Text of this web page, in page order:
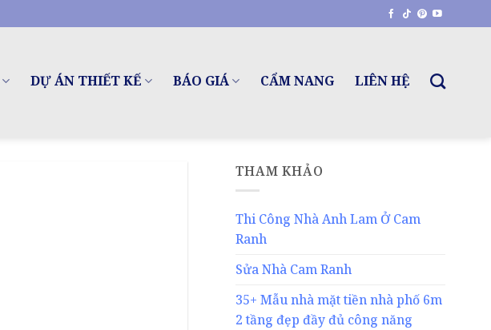
DỰ ÁN THIẾT KẾ BÁO GIÁ CẨM NANG LIÊN HỆ
THAM KHẢO
Thi Công Nhà Anh Lam Ở Cam
Ranh
Sửa Nhà Cam Ranh
35+ Mẫu nhà mặt tiền nhà phố 6m
2 tầng đẹp đầy đủ công năng